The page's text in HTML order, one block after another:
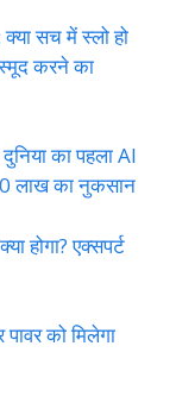
सच में स्लो हो
करने का
का पहला AI
लाख का नुकसान
होगा? एक्सपर्ट
को मिलेगा